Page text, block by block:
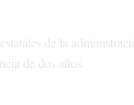
de la
de dos años.